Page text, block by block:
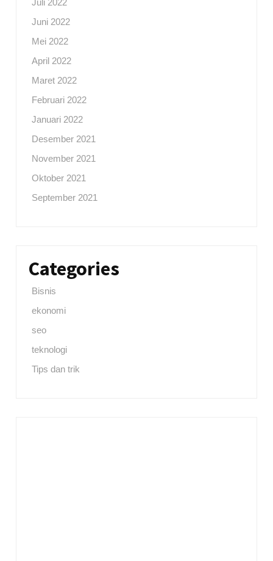
Juli 2022
Juni 2022
Mei 2022
April 2022
Maret 2022
Februari 2022
Januari 2022
Desember 2021
November 2021
Oktober 2021
September 2021
Categories
Bisnis
ekonomi
seo
teknologi
Tips dan trik